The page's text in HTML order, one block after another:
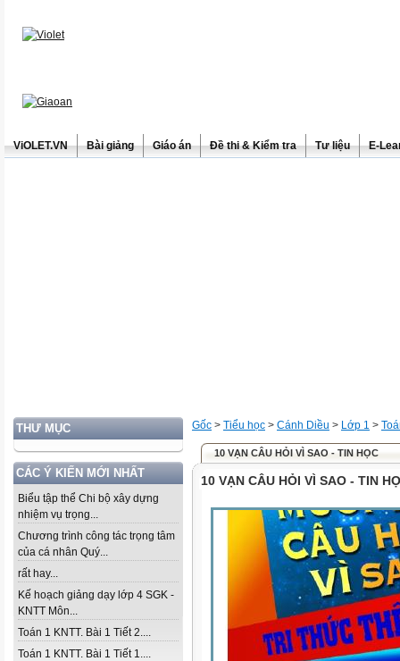
ViOLET.VN Bài giảng Giáo án Đề thi & Kiểm tra Tư liệu E-
THƯ MỤC
CÁC Ý KIẾN MỚI NHẤT
Biểu tập thể Chi bộ xây dựng
nhiệm vụ trọng...
Chương trình công tác trọng tâm
của cá nhân Quý...
rất hay...
Kế hoạch giảng dạy lớp 4 SGK -
KNTT Môn...
Toán 1 KNTT. Bài 1 Tiết 2....
Toán 1 KNTT. Bài 1 Tiết 1....
Gốc > Tiểu học > Cánh Diều > Lớp 1 >
10 VẠN CÂU HỎI VÌ SAO - TIN HỌC
10 VẠN CÂU HỎI VÌ SAO - TIN